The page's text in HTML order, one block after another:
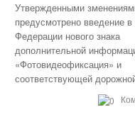
Утвержденными
предусмотрено введение в
Федерации нового знака
дополнительной
«Фотовидеофиксация» и
соответствующей